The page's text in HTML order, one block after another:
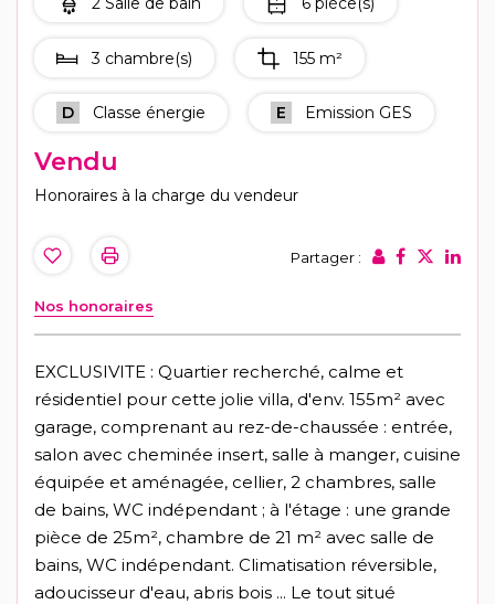
3 chambre(s) 155 m²
D Classe énergie E Emission GES
Vendu
Honoraires à la charge du vendeur
Partager :
Nos honoraires
EXCLUSIVITE : Quartier recherché, calme et
résidentiel pour cette jolie villa, d'env. 155m² avec
garage, comprenant au rez-de-chaussée : entrée,
salon avec cheminée insert, salle à manger, cuisine
équipée et aménagée, cellier, 2 chambres, salle
de bains, WC indépendant ; à l'étage : une grande
pièce de 25m², chambre de 21 m² avec salle de
bains, WC indépendant. Climatisation réversible,
adoucisseur d'eau, abris bois ... Le tout situé